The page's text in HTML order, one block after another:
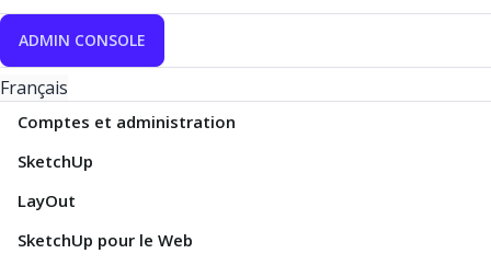
ADMIN CONSOLE
Français
Comptes et administration
SketchUp
LayOut
SketchUp pour le Web